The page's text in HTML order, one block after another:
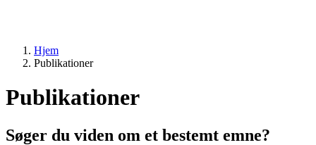
Hjem
Publikationer
Publikationer
Søger du viden om et bestemt emne?